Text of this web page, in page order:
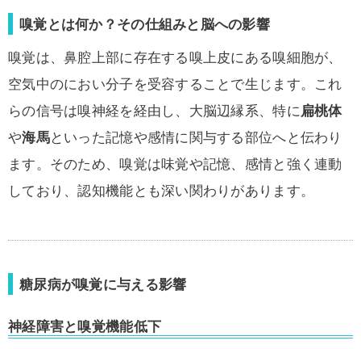
嗅覚とは何か？その仕組みと脳への影響
嗅覚は、鼻腔上部に存在する嗅上皮にある嗅細胞が、
空気中のにおい分子を受容することで生じます。これ
らの信号は嗅神経を経由し、大脳辺縁系、特に扁桃体
や海馬といった記憶や感情に関与する部位へと伝わり
ます。そのため、嗅覚は味覚や記憶、感情と強く連動
しており、認知機能とも深い関わりがあります。
糖尿病が嗅覚に与える影響
神経障害と嗅覚機能低下